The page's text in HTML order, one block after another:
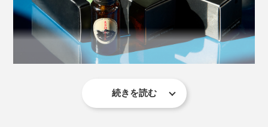
のプロなど、クリエイティブな職種の人にも好まれてい
るとか。MONOCO代表・柿山のイチオシでもありま
す。
く感じる時におすすめ。気分をリフレッシュすることが
その製法はトップシークレット。由緒正しい調香師の家
続きを読む